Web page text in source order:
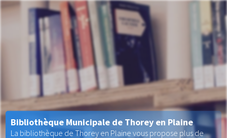
Bibliothèque Municipale de Thorey en Plaine
La bibliothèque de Thorey en Plaine vous propose plus de